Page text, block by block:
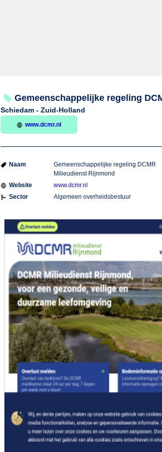
Gemeenschappelijke regeling
Schiedam - Zuid-Holland
www.dcmr.nl
Naam
Gemeenschappelijke regeling DCMR
Milieudienst Rijnmond
Website
www.dcmr.nl
Sector
Algemeen overheidsbestuur